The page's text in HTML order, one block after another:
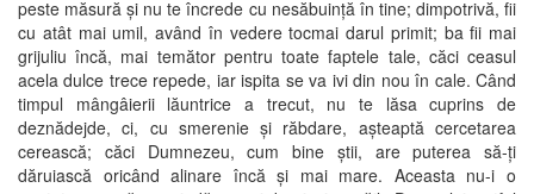
peste măsură şi nu te încrede cu nesăbuinţă în tine; dimpotrivă, fii
cu atât mai umil, având în vedere tocmai darul primit; ba fii mai
grijuliu încă, mai temător pentru toate faptele tale, căci ceasul
acela dulce trece repede, iar ispita se va ivi din nou în cale. Când
timpul mângâierii lăuntrice a trecut, nu te lăsa cuprins de
deznădejde, ci, cu smerenie şi răbdare, aşteaptă cercetarea
cerească; căci Dumnezeu, cum bine ştii, are puterea să-ţi
dăruiască oricând alinare încă şi mai mare. Aceasta nu-i o